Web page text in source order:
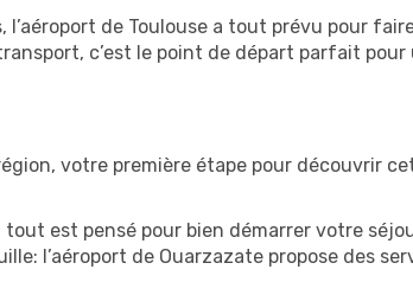
de Toulouse a tout prévu pour
c’est le point de départ parfait pour
votre première étape pour découvrir
est pensé pour bien démarrer votre
l’aéroport de Ouarzazate propose des